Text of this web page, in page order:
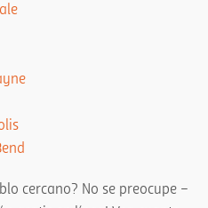
cercano? No se preocupe –